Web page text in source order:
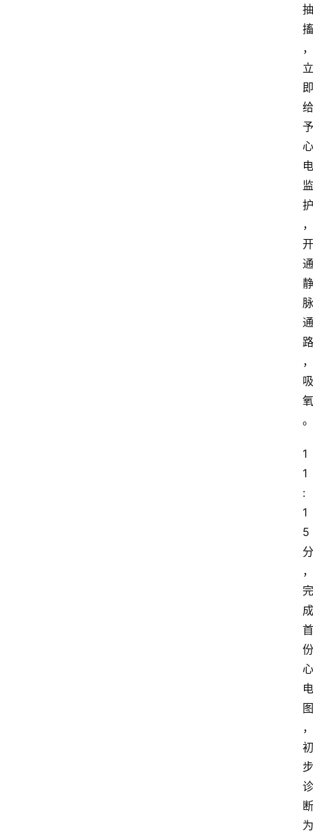
抽
搐
，
立
即
给
予
心
电
监
护
，
开
通
静
脉
通
路
，
吸
氧
。
1
1
:
1
5
分
，
完
成
首
份
心
电
图
，
初
步
诊
断
为